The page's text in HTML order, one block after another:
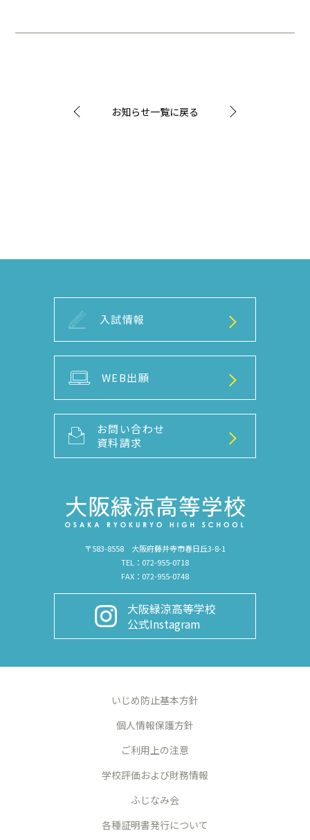
お知らせ一覧に戻る
〒583-8558 大阪府藤井寺市春日丘3-8-1
TEL：072-955-0718
FAX：072-955-0748
大阪緑涼高等学校
公式Instagram
入試情報
WEB出願
お問い合わせ
資料請求
いじめ防止基本方針
個人情報保護方針
ご利用上の注意
学校評価および財務情報
ふじなみ会
各種証明書発行について